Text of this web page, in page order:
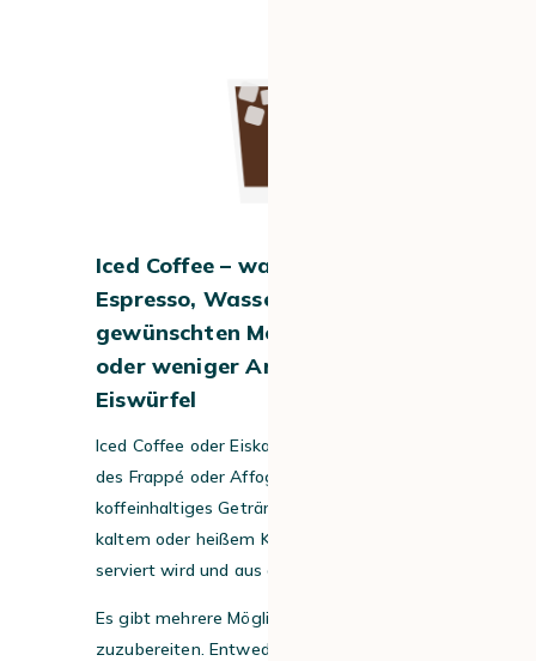
Iced Coffee – was drin ist: 60 ml
Espresso, Wasser in der
gewünschten Menge für mehr
oder weniger Aroma und/oder
Eiswürfel
Iced Coffee oder Eiskaffee ist eine Variante
des Frappé oder Affogato. Es ist ein
koffeinhaltiges Getränk auf Basis von
kaltem oder heißem Kaffee, das eisgekühlt
serviert wird und aus den USA stammt.
Es gibt mehrere Möglichkeiten, ihn
zuzubereiten. Entweder Sie bereiten einen